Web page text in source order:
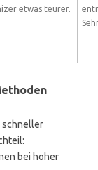
etwas teurer.
schneller
bei hoher